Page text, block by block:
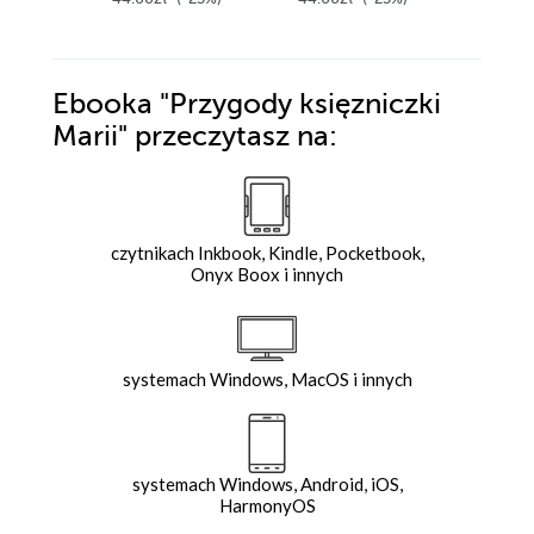
Ebooka "Przygody księzniczki
Marii" przeczytasz na:
czytnikach Inkbook, Kindle, Pocketbook,
Onyx Boox i innych
systemach Windows, MacOS i innych
systemach Windows, Android, iOS,
HarmonyOS